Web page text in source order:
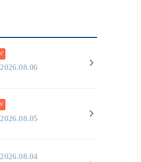
2026.08.06
2026.08.05
2026.08.04